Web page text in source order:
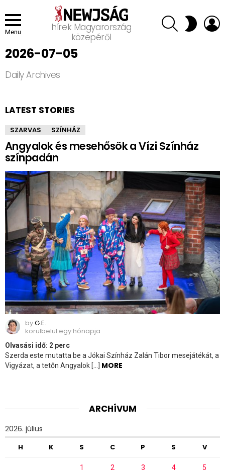
Menu
hírek Magyarország
közepéről
SEARCH SWITCH
SKIN
2026-07-05
Daily Archives
LATEST STORIES
SZARVAS SZÍNHÁZ
Angyalok és mesehősök a Vízi Színház
színpadán
byG.E.
körülbelül egy hónapja
Olvasási idő: 2 perc
Szerda este mutatta be a Jókai Színház Zalán Tibor mesejátékát, a
Vigyázat, a tetőn Angyalok […] MORE
ARCHÍVUM
2026. július
H K S C P S V
1 2 3 4 5